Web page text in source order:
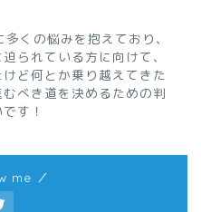
くの悩みを抱えており、
られている方に向けて、
ど何とか乗り越えてきた
べき道を決めるための判
す！
me ／